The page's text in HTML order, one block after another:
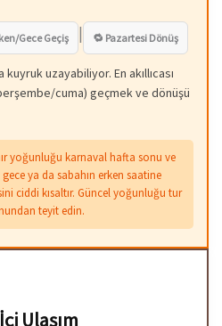
Gece Geçiş | 🔁 Pazartesi Dönüş
uzayabiliyor. En akıllıcası
cuma) geçmek ve dönüşü
yoğunluğu karnaval hafta sonu ve
ya da sabahın erken saatine
ciddi kısaltır. Güncel yoğunluğu tur
teyit edin.
Ulaşım